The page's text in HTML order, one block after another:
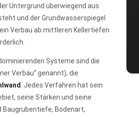
Untergrund überwiegend aus
und der Grundwasserspiegel
Verbau ab mittleren Kellertiefen
Systeme sind die
Verbau“ genannt), die
. Jedes Verfahren hat sein
seine Stärken und seine
Bodenart,